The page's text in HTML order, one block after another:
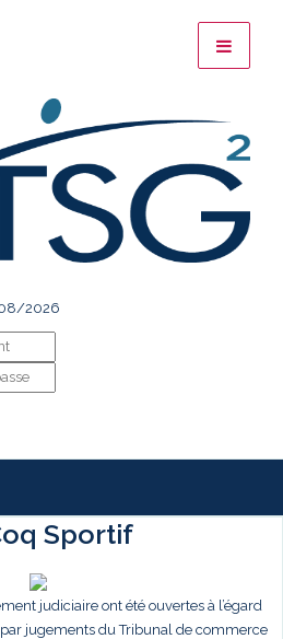
08/2026
Sportif
judiciaire ont été ouvertes à l’égard
jugements du Tribunal de commerce